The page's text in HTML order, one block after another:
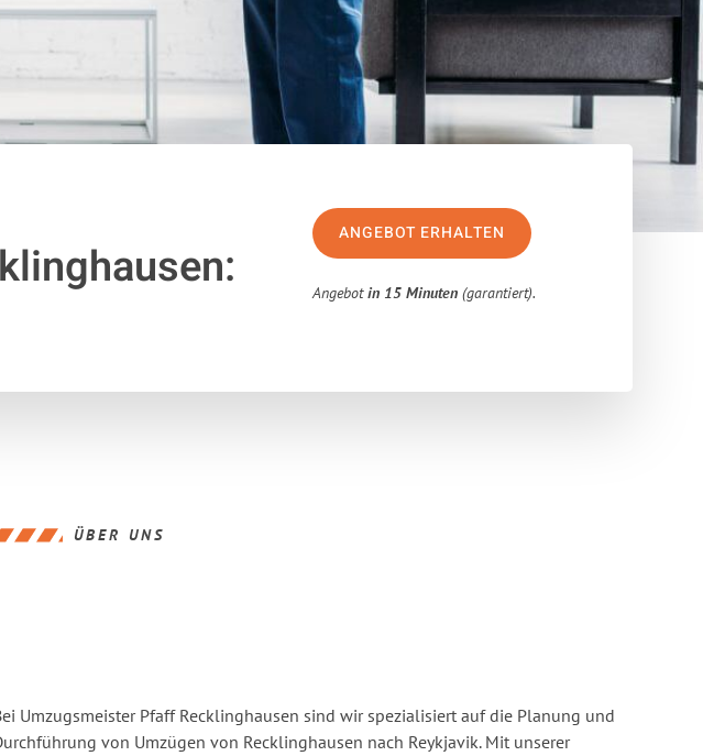
ANGEBOT ERHALTEN
Angebotin 15 Minuten (garantiert).
ÜBER UNS
Umzugsmeister Pfaff Recklinghausen sind wir spezialisiert auf die Planung und
von Umzügen von Recklinghausen nach Reykjavik. Mit unserer